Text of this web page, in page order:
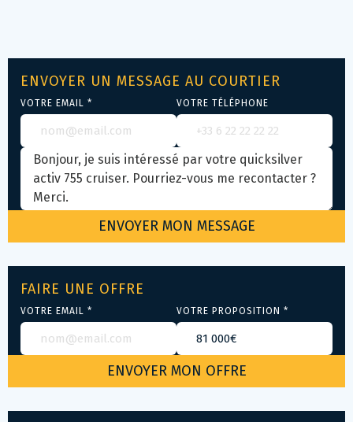
ENVOYER UN MESSAGE AU COURTIER
VOTRE EMAIL * VOTRE TÉLÉPHONE
FAIRE UNE OFFRE
VOTRE EMAIL * VOTRE PROPOSITION *